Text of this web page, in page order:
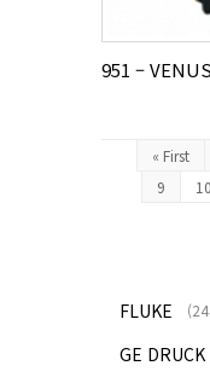
951 –
« First
9
10
FLUKE
GE DRUCK